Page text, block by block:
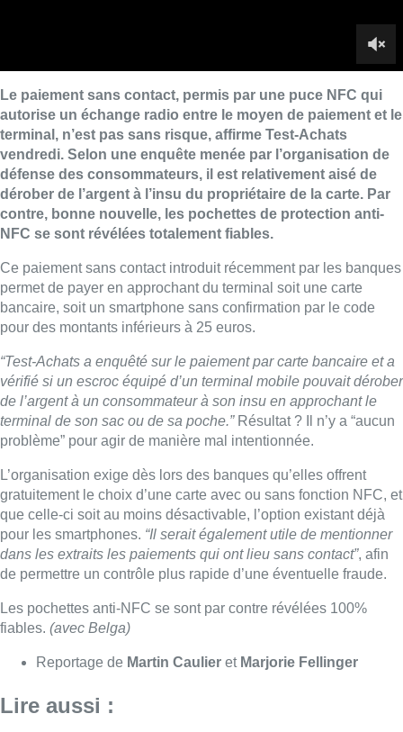
Ce paiement sans contact introduit récemment par les banques
bancaire, soit un smartphone sans confirmation par le code
pour des montants inférieurs à 25 euros.
“Test-Achats a enquêté sur le paiement par carte bancaire et a
vérifié si un escroc équipé d’un terminal mobile pouvait dérober
de l’argent à un consommateur à son insu en approchant le
terminal de son sac ou de sa poche.”Résultat ? Il n’y a “aucun
problème” pour agir de manière mal intentionnée.
L’organisation exige dès lors des banques qu’elles offrent
que celle-ci soit au moins désactivable, l’option existant déjà
pour les smartphones.“Il serait également utile de mentionner
dans les extraits les paiements qui ont lieu sans contact”, afin
de permettre un contrôle plus rapide d’une éventuelle fraude.
Les pochettes anti-NFC se sont par contre révélées 100%
fiables.(avec Belga)
Reportage de Martin CaulieretMarjorie Fellinger
Lire aussi :
À Bruxelles, le blocus s’invite dans
des lieux insolites : “C’est
exceptionnel, il faut se l’avouer”